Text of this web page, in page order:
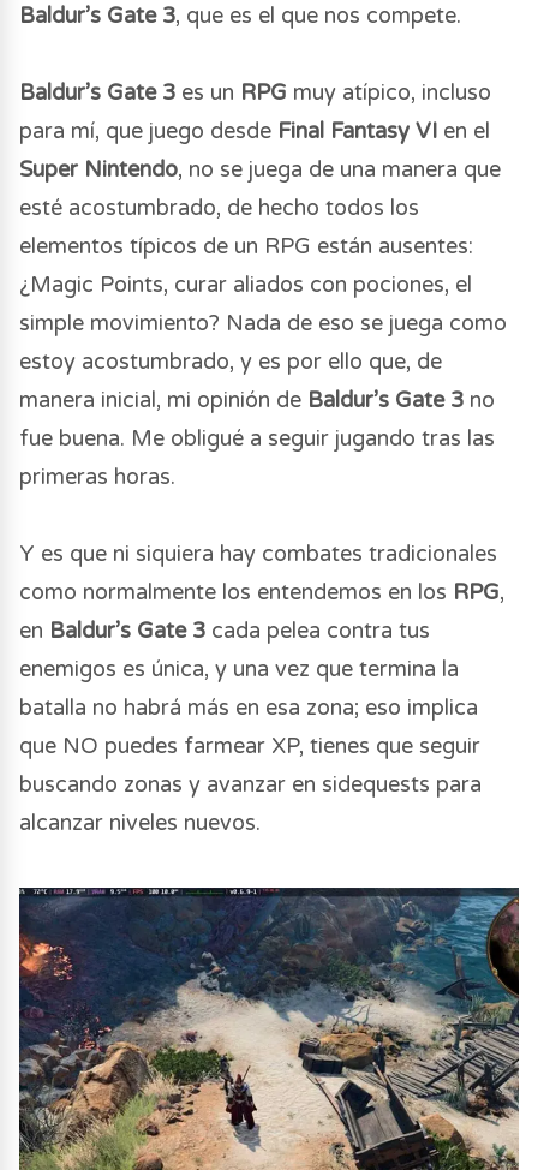
Baldur’s Gate 3, que es el que nos compete.
Baldur’s Gate 3 es un RPG muy atípico, incluso
para mí, que juego desde Final Fantasy VI en el
Super Nintendo, no se juega de una manera que
esté acostumbrado, de hecho todos los
elementos típicos de un RPG están ausentes:
¿Magic Points, curar aliados con pociones, el
simple movimiento? Nada de eso se juega como
estoy acostumbrado, y es por ello que, de
manera inicial, mi opinión de Baldur’s Gate 3 no
fue buena. Me obligué a seguir jugando tras las
primeras horas.
Y es que ni siquiera hay combates tradicionales
como normalmente los entendemos en los RPG,
en Baldur’s Gate 3 cada pelea contra tus
enemigos es única, y una vez que termina la
batalla no habrá más en esa zona; eso implica
que NO puedes farmear XP, tienes que seguir
buscando zonas y avanzar en sidequests para
alcanzar niveles nuevos.